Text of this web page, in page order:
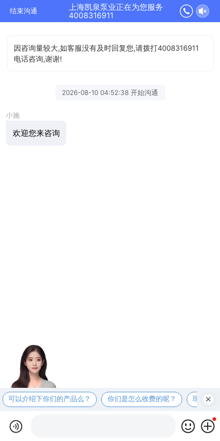
结束沟通
上海凯泉泵业正在为您服务
4008316911
因咨询量较大,如客服没有及时回复您,请拨打4008316911
电话咨询,谢谢!
2026-08-10 04:52:38 开始沟通
小施
欢迎您来咨询
可以介绍下你们的产品么？ 你们是怎么收费的呢？ 现在有